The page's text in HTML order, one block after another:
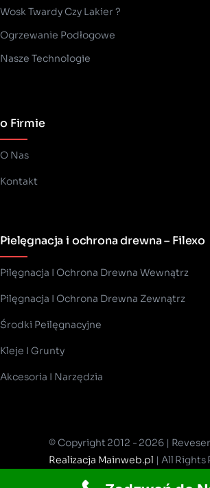
Wosk Twardy Czy Lakier ?
­Ogrzewanie Podłogowe
Nasze Technologie
o Firmie
O Nas
Kontakt
Pielęgnacja i ochrona drewna – Filexo
Pilęgnacja I Ochrona Drewna Wewnątrz
Pilęgnacja I Ochrona Drewna Zewnątrz
Środki Peilęgnacyjne
Kleje I Grunty
Akcesoria I Narzędzia
© Copyright 2012 - 2026 |
Realizacja Mainweb.pl | All Rights